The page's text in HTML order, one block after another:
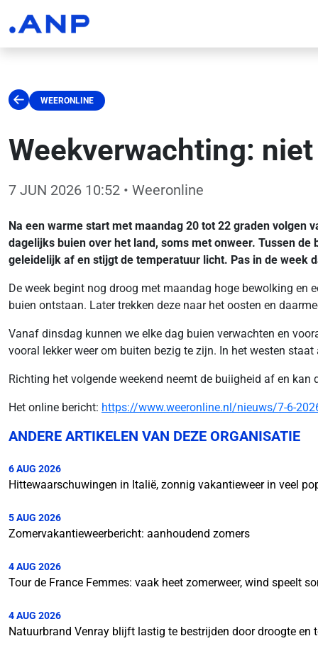
WEERONLINE
Weekverwachting:
7 JUN 2026 10:52 • Weeronline
Na een warme start met maandag 20 tot 22 graden volgen
dagelijks buien over het land, soms met onweer. Tussen
geleidelijk af en stijgt de temperatuur licht. Pas in de week
De week begint nog droog met maandag hoge bewolking en
buien ontstaan. Later trekken deze naar het oosten en
Vanaf dinsdag kunnen we elke dag buien verwachten en
vooral lekker weer om buiten bezig te zijn. In het westen
Richting het volgende weekend neemt de buiigheid af en
Het online bericht: https://www.weeronline.nl/nieuws/7-6-
ANDERE ARTIKELEN VAN DEZE ORGANISATIE
6 AUG 2026
Hittewaarschuwingen in Italië, zonnig vakantieweer in veel
5 AUG 2026
Zomervakantieweerbericht: aanhoudend zomers
4 AUG 2026
Tour de France Femmes: vaak heet zomerweer, wind speelt
4 AUG 2026
Natuurbrand Venray blijft lastig te bestrijden door droogte en